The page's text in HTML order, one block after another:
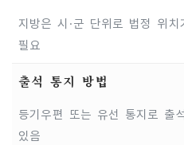
지방은 시·군 단위로 법정 위
필요
출석 통지 방법
등기우편 또는 유선 통지로 출
있음